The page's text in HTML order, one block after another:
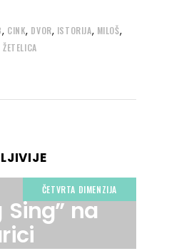
, CINK, DVOR, ISTORIJA, MILOŠ,
ŽETELICA
ČETVRTA DIMENZIJA
Sing” na